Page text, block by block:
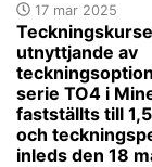
17 mar 2025
utnyttjande av
serie TO4 i
fastställts till
och
inleds den 18